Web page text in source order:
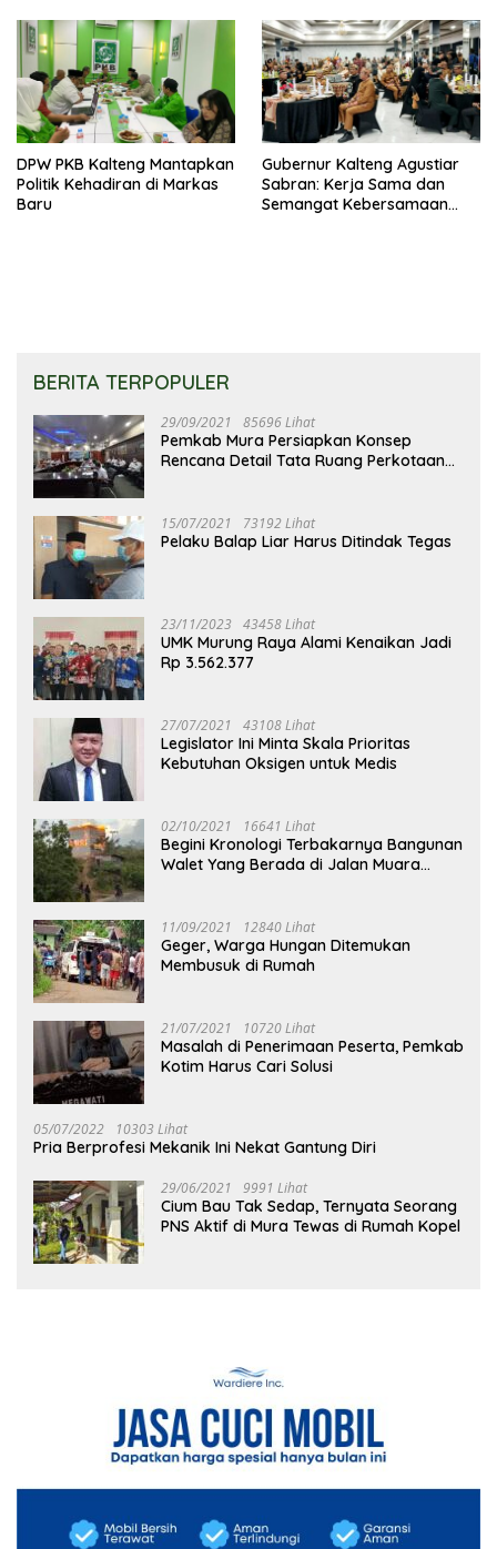
DPW PKB Kalteng Mantapkan
Politik Kehadiran di Markas
Baru
Gubernur Kalteng Agustiar
Sabran: Kerja Sama dan
Semangat Kebersamaan
BERITA TERPOPULER
29/09/2021 85696 Lihat
Pemkab Mura Persiapkan Konsep
Rencana Detail Tata Ruang Perkotaan
15/07/2021 73192 Lihat
Pelaku Balap Liar Harus Ditindak Tegas
23/11/2023 43458 Lihat
UMK Murung Raya Alami Kenaikan Jadi
Rp 3.562.377
27/07/2021 43108 Lihat
Legislator Ini Minta Skala Prioritas
Kebutuhan Oksigen untuk Medis
02/10/2021 16641 Lihat
Begini Kronologi Terbakarnya Bangunan
Walet Yang Berada di Jalan Muara
11/09/2021 12840 Lihat
Geger, Warga Hungan Ditemukan
Membusuk di Rumah
21/07/2021 10720 Lihat
Masalah di Penerimaan Peserta, Pemkab
Kotim Harus Cari Solusi
05/07/2022 10303 Lihat
Pria Berprofesi Mekanik Ini Nekat Gantung Diri
29/06/2021 9991 Lihat
Cium Bau Tak Sedap, Ternyata Seorang
PNS Aktif di Mura Tewas di Rumah Kopel